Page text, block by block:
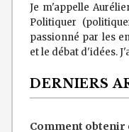
Je m'appelle
Politiquer
passionné par les
et le débat d'idées.
DERNIERS
Comment obtenir